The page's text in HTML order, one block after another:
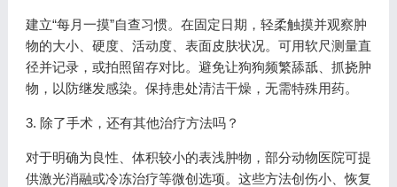
建立“每月一摸”自查习惯。在固定日期，轻柔触摸并观察肿
物的大小、硬度、活动度、表面皮肤状况。可用软尺测量直
径并记录，或拍照留存对比。避免让狗狗频繁舔舐、抓挠肿
物，以防继发感染。保持患处清洁干燥，无需特殊用药。
3. 除了手术，还有其他治疗方法吗？
对于明确为良性、体积较小的表浅肿物，部分动物医院可提
供激光消融或冷冻治疗等微创选项。这些方法创伤小、恢复